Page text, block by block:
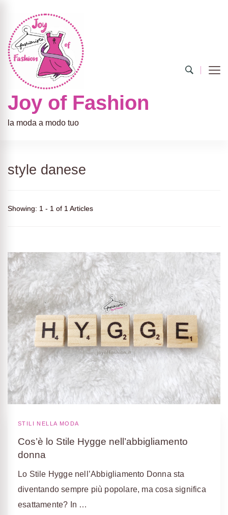
Joy of Fashion
la moda a modo tuo
style danese
Showing: 1 - 1 of 1 Articles
STILI NELLA MODA
Cos’è lo Stile Hygge nell’abbigliamento
donna
Lo Stile Hygge nell’Abbigliamento Donna sta
diventando sempre più popolare, ma cosa significa
esattamente? In …